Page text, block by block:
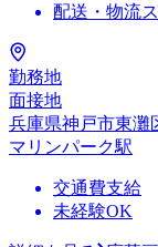
配送・物流
勤務地
面接地
兵庫県神戸市東灘
マリンパーク駅
交通費支給
未経験OK